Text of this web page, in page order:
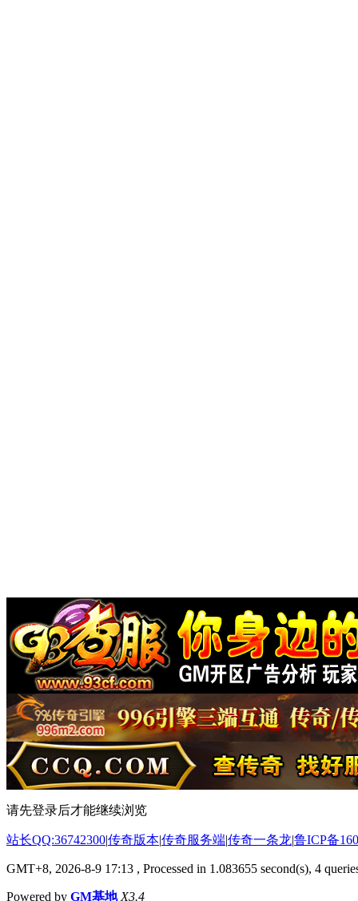
请先登录后才能继续浏览
站长QQ:36742300|传奇版本|传奇服务端|传奇一条龙|鲁ICP备
GMT+8, 2026-8-9 17:13 , Processed in 1.083655 second(s), 4
Powered by GM基地 X3.4